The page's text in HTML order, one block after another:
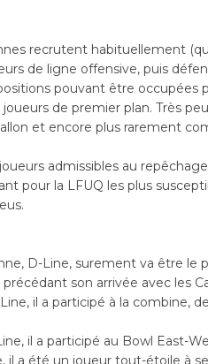
recrutent habituellement
de ligne offensive, puis
pouvant être occupées
de premier plan. Très
et encore plus rarement
admissibles au
pour la LFUQ les plus
D-Line, surement va être le
son arrivée avec les
il a participé à la combine,
il a participé au Bowl East-
il a été un joueur tout-étoile à